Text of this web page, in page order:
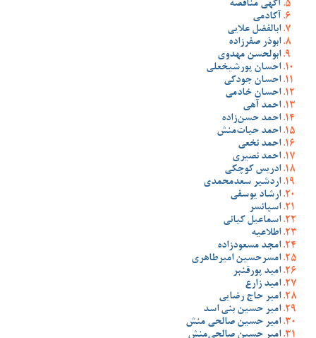
آگهی مناقصه
آکادمی
ابالفضل علایی
ابوذر صفرزاده
ابولحسن مهدوی
احسان پورشیخعلی
احسان جودکی
احسان خادمی
احمد آهی
احمد حسن‌زاده
احمد حیات‌منش
احمد نخعی
احمد نصیری
ادریس کوچکی
اردشیر سعدمحمدی
ارشاد یوسفی
اسپانسر
اسماعیل کیانی
اطلاعیه
امجد مسعودزاده
امسرحسین امیرطاهری
امید پورقنبر
امید زارع
امیر حاج رضایی
امیر حسین بنی اسد
امیر حسین صالحی منش
امیر حسین صالحی‌منش